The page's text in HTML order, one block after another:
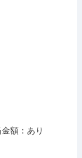
額：あり